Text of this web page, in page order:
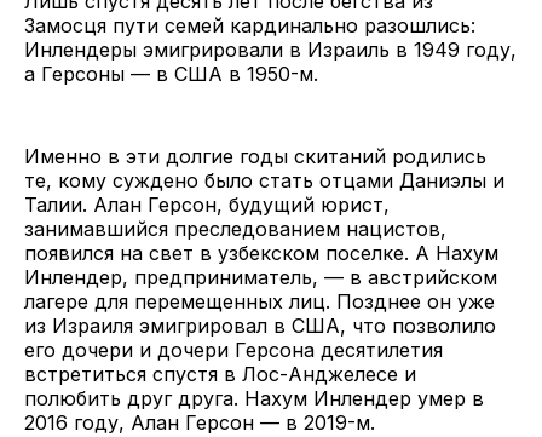
Замосця пути семей кардинально разошлись:
Инлендеры эмигрировали в Израиль в 1949 году,
а Герсоны — в США в 1950-м.
Именно в эти долгие годы скитаний родились
те, кому суждено было стать отцами Даниэлы и
Талии. Алан Герсон, будущий юрист,
занимавшийся преследованием нацистов,
появился на свет в узбекском поселке. А Нахум
Инлендер, предприниматель, — в австрийском
лагере для перемещенных лиц. Позднее он уже
из Израиля эмигрировал в США, что позволило
его дочери и дочери Герсона десятилетия
встретиться спустя в Лос-Анджелесе и
полюбить друг друга. Нахум Инлендер умер в
2016 году, Алан Герсон — в 2019-м.